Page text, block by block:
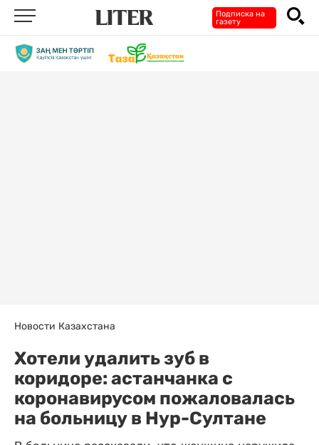
Подписка на
газету
Новости Казахстана
Хотели удалить зуб в
коридоре: астанчанка с
коронавирусом пожаловалась
на больницу в Нур-Султане